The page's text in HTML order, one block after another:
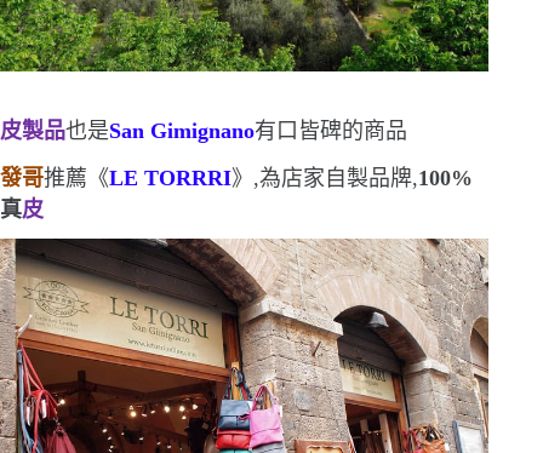
皮製品也是San Gimignano有口皆碑的商品
發哥推薦《LE TORRRI》,為店家自製品牌,100%
真皮